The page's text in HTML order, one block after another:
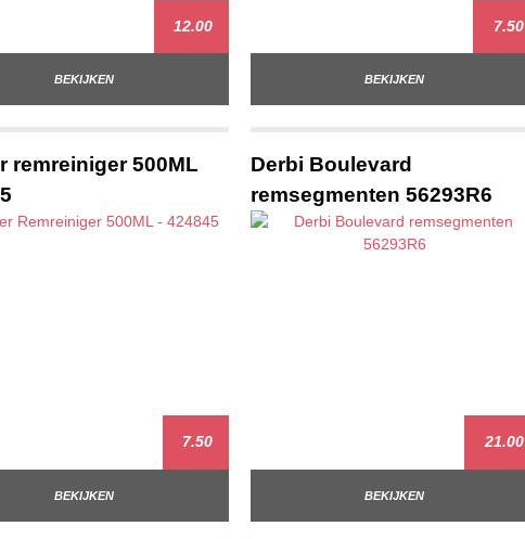
12.00
BEKIJKEN
7.50
BEKIJKEN
remreiniger 500ML
7.50
BEKIJKEN
Derbi Boulevard
remsegmenten 56293R6
21.00
BEKIJKEN